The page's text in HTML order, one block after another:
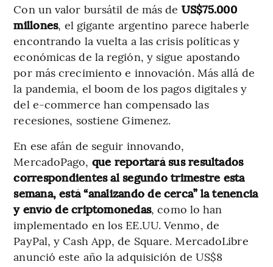
Con un valor bursátil de más de US$75.000
millones, el gigante argentino parece haberle
encontrando la vuelta a las crisis políticas y
económicas de la región, y sigue apostando
por más crecimiento e innovación. Más allá de
la pandemia, el boom de los pagos digitales y
del e-commerce han compensado las
recesiones, sostiene Gimenez.
En ese afán de seguir innovando,
MercadoPago, que reportará sus resultados
correspondientes al segundo trimestre esta
semana, está “analizando de cerca” la tenencia
y envío de criptomonedas, como lo han
implementado en los EE.UU. Venmo, de
PayPal, y Cash App, de Square. MercadoLibre
anunció este año la adquisición de US$8